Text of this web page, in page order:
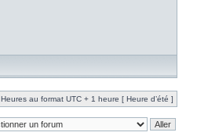
Heures au format UTC + 1 heure [ Heure d’été ]